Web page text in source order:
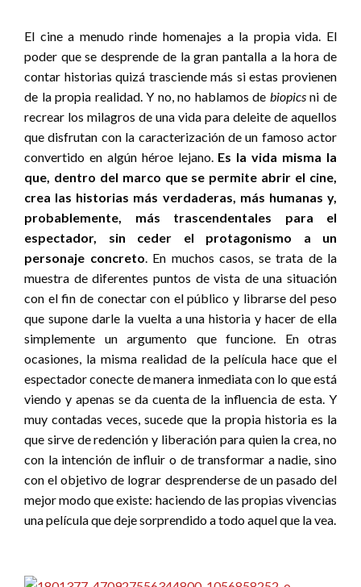
El cine a menudo rinde homenajes a la propia vida. El
poder que se desprende de la gran pantalla a la hora de
contar historias quizá trasciende más si estas provienen
de la propia realidad. Y no, no hablamos de biopicsni de
recrear los milagros de una vida para deleite de aquellos
que disfrutan con la caracterización de un famoso actor
convertido en algún héroe lejano. Es la vida misma la
que, dentro del marco que se permite abrir el cine,
crea las historias más verdaderas, más humanas y,
probablemente, más trascendentales para el
espectador, sin ceder el protagonismo a un
personaje concreto. En muchos casos, se trata de la
muestra de diferentes puntos de vista de una situación
con el fin de conectar con el público y librarse del peso
que supone darle la vuelta a una historia y hacer de ella
simplemente un argumento que funcione. En otras
ocasiones, la misma realidad de la película hace que el
espectador conecte de manera inmediata con lo que está
viendo y apenas se da cuenta de la influencia de esta. Y
muy contadas veces, sucede que la propia historia es la
que sirve de redención y liberación para quien la crea, no
con la intención de influir o de transformar a nadie, sino
con el objetivo de lograr desprenderse de un pasado del
mejor modo que existe: haciendo de las propias vivencias
una película que deje sorprendido a todo aquel que la vea.